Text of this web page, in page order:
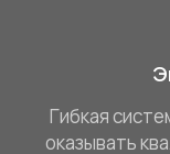
Гибкая
оказывать